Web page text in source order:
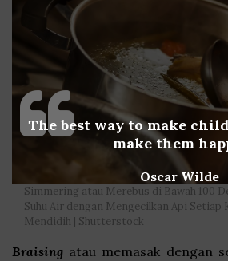
The best way to make
make them
Oscar Wilde
Simmering atau Merebus di Bawah 100
Suhu Air dengan Mengecilkan Api Setiap
Mendidih | Shutterstock
Braising atau memasak dengan